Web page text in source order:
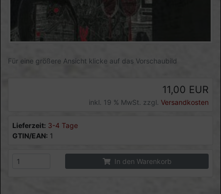
Für eine größere Ansicht klicke auf das Vorschaubild
11,00 EUR
inkl. 19 % MwSt. zzgl. Versandkosten
Lieferzeit: 3-4 Tage
GTIN/EAN: 1
In den Warenkorb